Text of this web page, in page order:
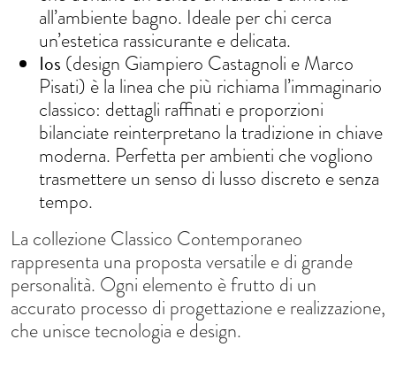
all’ambiente bagno. Ideale per chi cerca
un’estetica rassicurante e delicata.
Ios (design Giampiero Castagnoli e Marco
Pisati) è la linea che più richiama l’immaginario
classico: dettagli raffinati e proporzioni
bilanciate reinterpretano la tradizione in chiave
moderna. Perfetta per ambienti che vogliono
trasmettere un senso di lusso discreto e senza
tempo.
La collezione Classico Contemporaneo
rappresenta una proposta versatile e di grande
personalità. Ogni elemento è frutto di un
accurato processo di progettazione e realizzazione,
che unisce tecnologia e design.